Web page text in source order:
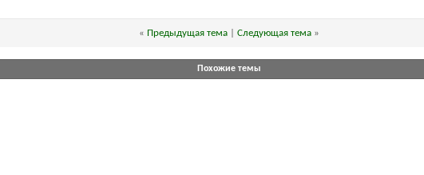
« Предыдущая тема Следующая тема »
Похожие темы